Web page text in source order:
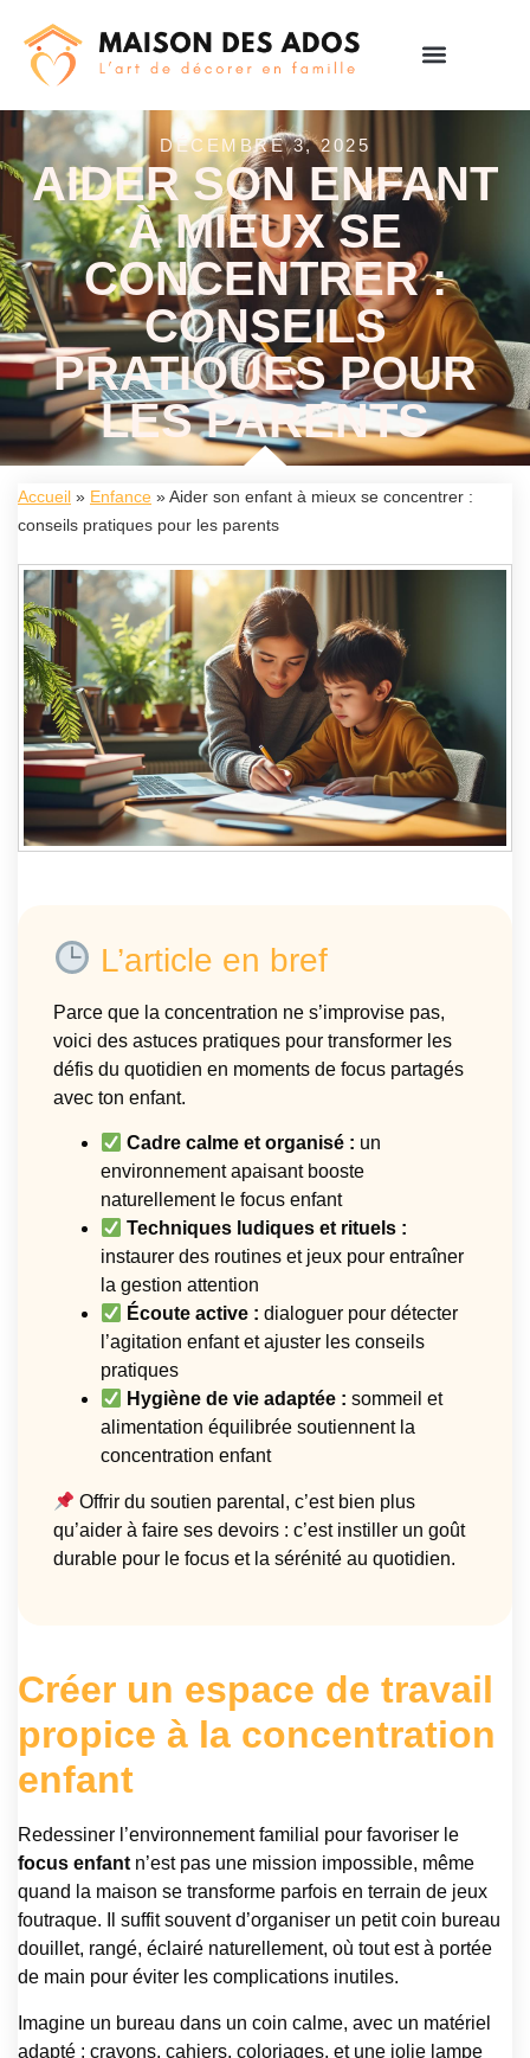
DÉCEMBRE 3, 2025
AIDER SON ENFANT
À MIEUX SE
CONCENTRER :
CONSEILS
PRATIQUES POUR
LES PARENTS
Accueil » Enfance » Aider son enfant à mieux se concentrer :
conseils pratiques pour les parents
L’article en bref
Parce que la concentration ne s’improvise pas,
voici des astuces pratiques pour transformer les
défis du quotidien en moments de focus partagés
avec ton enfant.
Cadre calme et organisé : un
environnement apaisant booste
naturellement le focus enfant
Techniques ludiques et rituels :
instaurer des routines et jeux pour entraîner
la gestion attention
Écoute active : dialoguer pour détecter
l’agitation enfant et ajuster les conseils
pratiques
Hygiène de vie adaptée : sommeil et
alimentation équilibrée soutiennent la
concentration enfant
Offrir du soutien parental, c’est bien plus
qu’aider à faire ses devoirs : c’est instiller un goût
durable pour le focus et la sérénité au quotidien.
Créer un espace de travail
propice à la concentration
enfant
Redessiner l’environnement familial pour favoriser le
focus enfantn’est pas une mission impossible, même
quand la maison se transforme parfois en terrain de jeux
foutraque. Il suffit souvent d’organiser un petit coin bureau
douillet, rangé, éclairé naturellement, où tout est à portée
de main pour éviter les complications inutiles.
Imagine un bureau dans un coin calme, avec un matériel
adapté : crayons, cahiers, coloriages, et une jolie lampe